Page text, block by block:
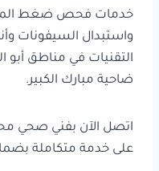
خدمات فحص ضغط
واستبدال السيفونات
التقنيات في مناطق أبو
ضاحية مبارك الكبير.
اتصل الآن بفني صحي
على خدمة متكاملة